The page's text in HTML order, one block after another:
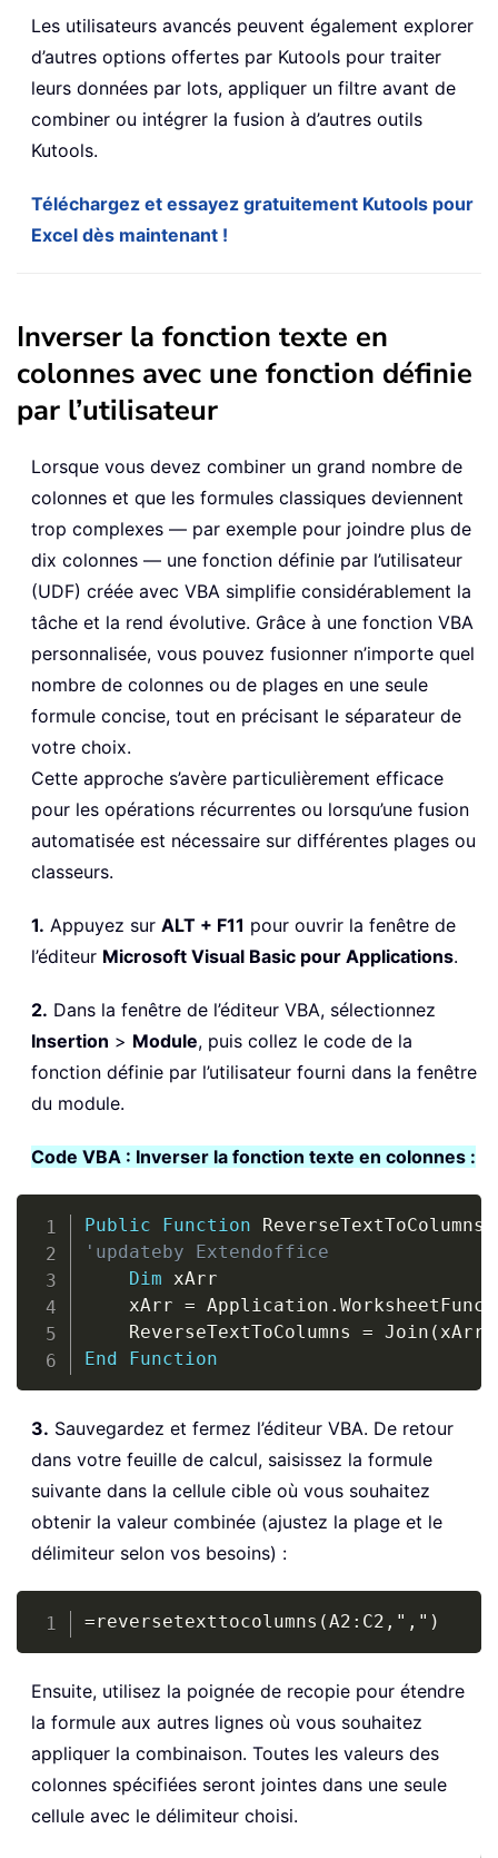
Les utilisateurs avancés peuvent également explorer
d’autres options offertes par Kutools pour traiter
leurs données par lots, appliquer un filtre avant de
combiner ou intégrer la fusion à d’autres outils
Kutools.
Téléchargez et essayez gratuitement Kutools pour
Excel dès maintenant !
Inverser la fonction texte en
colonnes avec une fonction définie
par l’utilisateur
Lorsque vous devez combiner un grand nombre de
colonnes et que les formules classiques deviennent
trop complexes — par exemple pour joindre plus de
dix colonnes — une fonction définie par l’utilisateur
(UDF) créée avec VBA simplifie considérablement la
tâche et la rend évolutive. Grâce à une fonction VBA
personnalisée, vous pouvez fusionner n’importe quel
nombre de colonnes ou de plages en une seule
formule concise, tout en précisant le séparateur de
votre choix.
Cette approche s’avère particulièrement efficace
pour les opérations récurrentes ou lorsqu’une fusion
automatisée est nécessaire sur différentes plages ou
classeurs.
1. Appuyez sur ALT + F11 pour ouvrir la fenêtre de
l’éditeur Microsoft Visual Basic pour Applications.
2. Dans la fenêtre de l’éditeur VBA, sélectionnez
Insertion > Module, puis collez le code de la
fonction définie par l’utilisateur fourni dans la fenêtre
du module.
Code VBA : Inverser la fonction texte en colonnes :
Public Function ReverseTextToColumns
'updateby Extendoffice
Dim xArr
    xArr
= Application .
    ReverseTextToColumns
= Join ( xArr
End
Function
Copy
3. Sauvegardez et fermez l’éditeur VBA. De retour
dans votre feuille de calcul, saisissez la formule
suivante dans la cellule cible où vous souhaitez
obtenir la valeur combinée (ajustez la plage et le
délimiteur selon vos besoins) :
=reversetexttocolumns(A2:C2,",")
Copy
Ensuite, utilisez la poignée de recopie pour étendre
la formule aux autres lignes où vous souhaitez
appliquer la combinaison. Toutes les valeurs des
colonnes spécifiées seront jointes dans une seule
cellule avec le délimiteur choisi.